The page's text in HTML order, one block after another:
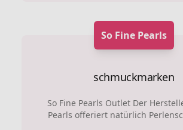
So Fine Pearls
schmuckmarken
So Fine Pearls Outlet Der
Pearls offeriert natürlich